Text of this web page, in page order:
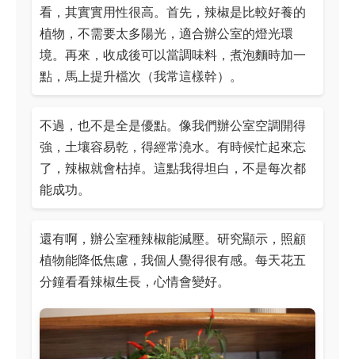
看，其實實用性很高。首先，辣椒是比較好養的
植物，不需要太多陽光，適合辦公室的燈光環
境。再來，收成後可以當調味料，煮泡麵時加一
點，馬上提升檔次（我常這樣幹）。
不過，也不是全是優點。像我們辦公室空調開得
強，土壤容易乾，得經常澆水。有時候忙起來忘
了，辣椒就會枯掉。這點我得坦白，不是每次都
能成功。
還有啊，辦公室種辣椒能減壓。研究顯示，照顧
植物能降低焦慮，我個人覺得很有感。每天花五
分鐘看看辣椒生長，心情會變好。